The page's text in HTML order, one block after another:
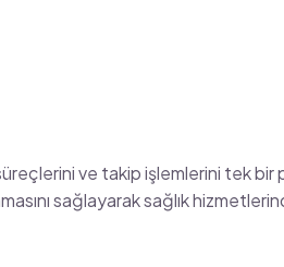
ve takip işlemlerini tek
sağlayarak sağlık